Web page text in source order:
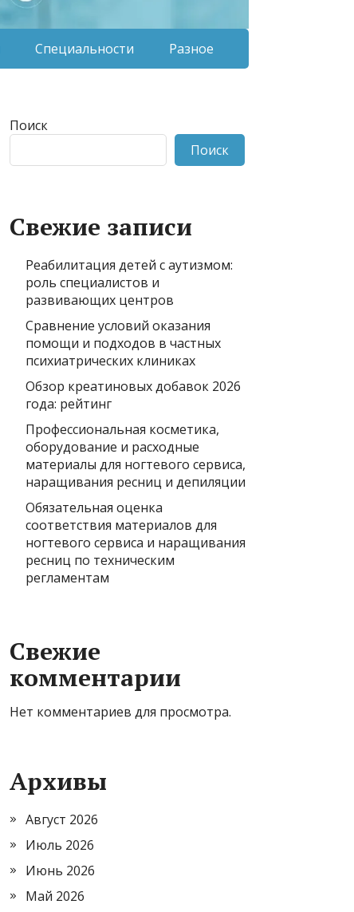
Специальности Разное
Поиск
Поиск
Свежие записи
Реабилитация детей с аутизмом:
роль специалистов и
развивающих центров
Сравнение условий оказания
помощи и подходов в частных
психиатрических клиниках
Обзор креатиновых добавок 2026
года: рейтинг
Профессиональная косметика,
оборудование и расходные
материалы для ногтевого сервиса,
наращивания ресниц и депиляции
Обязательная оценка
соответствия материалов для
ногтевого сервиса и наращивания
ресниц по техническим
регламентам
Свежие
комментарии
Нет комментариев для просмотра.
Архивы
Август 2026
Июль 2026
Июнь 2026
Май 2026